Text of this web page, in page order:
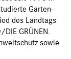
Garten-
des Landtags
GRÜNEN.
sowie